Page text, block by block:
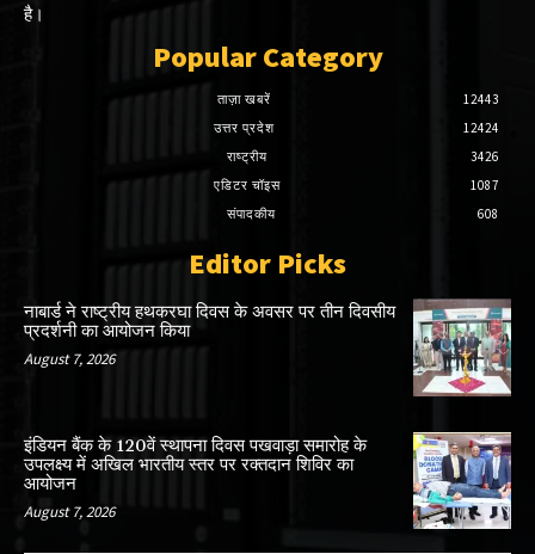
है।
Popular Category
ताज़ा खबरें
12443
उत्तर प्रदेश
12424
राष्ट्रीय
3426
एडिटर चॉइस
1087
संपादकीय
608
Editor Picks
नाबार्ड ने राष्ट्रीय हथकरघा दिवस के अवसर पर तीन दिवसीय
प्रदर्शनी का आयोजन किया
August 7, 2026
इंडियन बैंक के 120वें स्थापना दिवस पखवाड़ा समारोह के
उपलक्ष्य में अखिल भारतीय स्तर पर रक्तदान शिविर का
आयोजन
August 7, 2026